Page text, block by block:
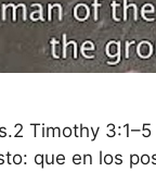
Timothy
que en los